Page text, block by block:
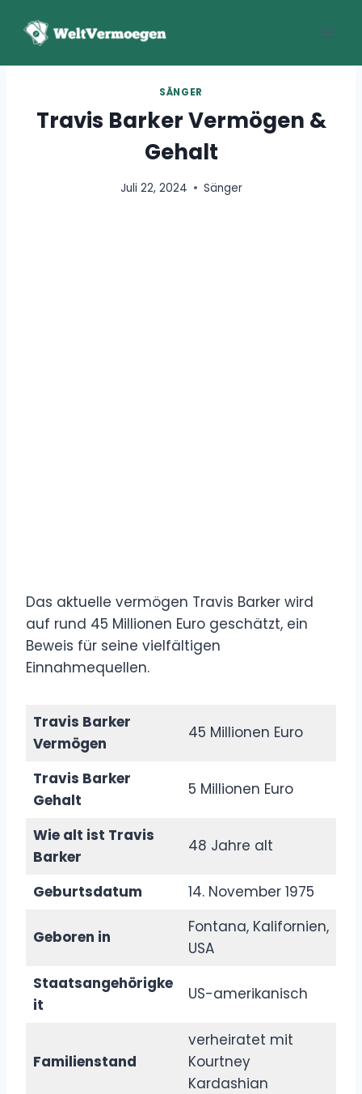
Inhalt
SÄNGER
Travis Barker Vermögen &
Gehalt
Juli 22, 2024 Sänger
Das aktuelle vermögen Travis Barker wird
auf rund 45 Millionen Euro geschätzt, ein
Beweis für seine vielfältigen
Einnahmequellen.
Travis Barker
Vermögen
45 Millionen Euro
Travis Barker
Gehalt
5 Millionen Euro
Wie alt ist Travis
Barker
48 Jahre alt
Geburtsdatum 14. November 1975
Geboren in
Fontana, Kalifornien,
USA
Staatsangehörigke
it
US-amerikanisch
Familienstand
verheiratet mit
Kourtney
Kardashian